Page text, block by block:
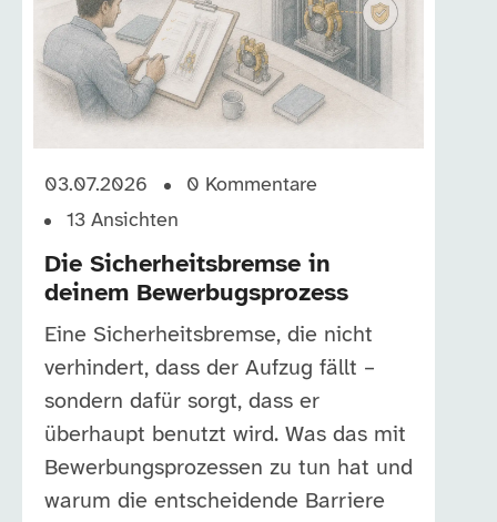
03.07.2026 0 Kommentare
13 Ansichten
Die Sicherheitsbremse in
deinem Bewerbugsprozess
Eine Sicherheitsbremse, die nicht
verhindert, dass der Aufzug fällt –
sondern dafür sorgt, dass er
überhaupt benutzt wird. Was das mit
Bewerbungsprozessen zu tun hat und
warum die entscheidende Barriere